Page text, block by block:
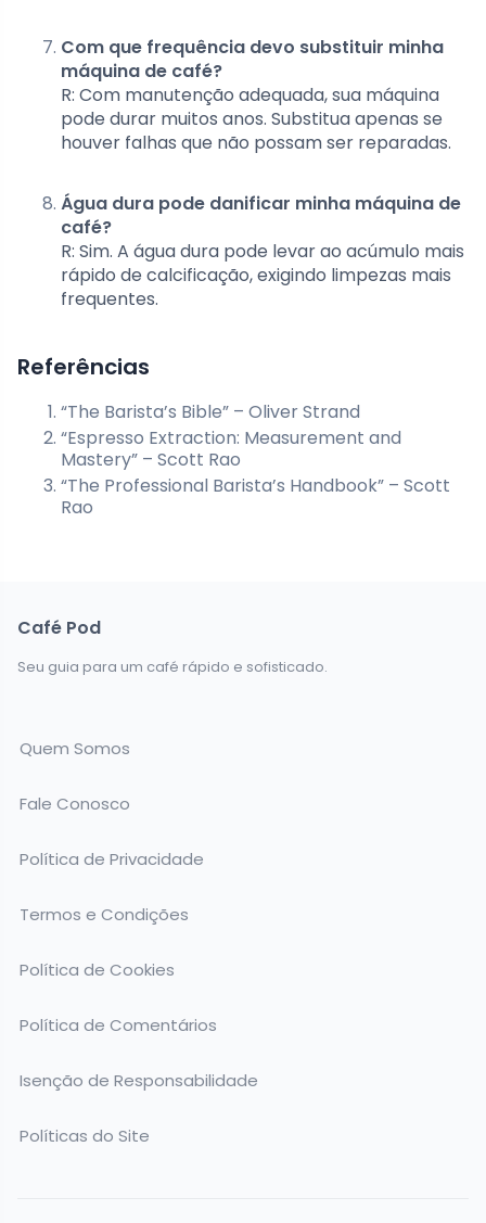
Com que frequência devo substituir minha
máquina de café?
R: Com manutenção adequada, sua máquina
pode durar muitos anos. Substitua apenas se
houver falhas que não possam ser reparadas.
Água dura pode danificar minha máquina de
café?
R: Sim. A água dura pode levar ao acúmulo mais
rápido de calcificação, exigindo limpezas mais
frequentes.
Referências
“The Barista’s Bible” – Oliver Strand
“Espresso Extraction: Measurement and
Mastery” – Scott Rao
“The Professional Barista’s Handbook” – Scott
Rao
Café Pod
Seu guia para um café rápido e sofisticado.
Quem Somos
Fale Conosco
Política de Privacidade
Termos e Condições
Política de Cookies
Política de Comentários
Isenção de Responsabilidade
Políticas do Site